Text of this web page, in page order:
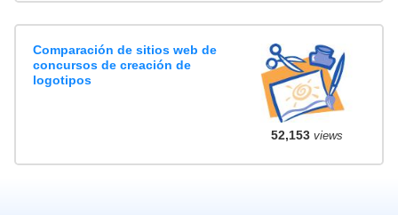
Comparación de sitios web de
concursos de creación de
logotipos
52,153views